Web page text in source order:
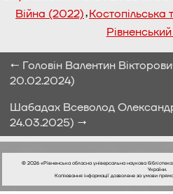
Війна (2022),Костопільська
← Головін Валентин
20.02.2024)
Шабадах Всеволод
24.03.2025) →
© 2026 «Рівненська обласна універсальна наукова
України.
Копіювання інформації дозволене за умови